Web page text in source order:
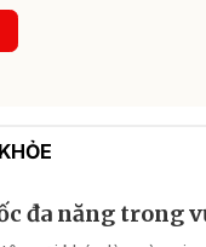
đa năng trong